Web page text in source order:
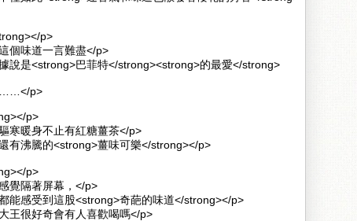
p>
個味道一言難盡</p>
說是<strong>巴菲特</strong><strong>的最愛</strong>
p>
p>
寒暖身不止有紅糖薑茶</p>
有沸騰的<strong>薑味可樂</strong></p>
p>
覺隔著屏幕，</p>
能感受到這股<strong>奇葩的味道</strong></p>
王很好奇會有人喜歡喝嗎</p>